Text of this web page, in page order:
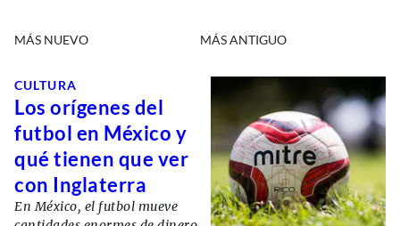
MÁS NUEVO MÁS ANTIGUO
CULTURA
Los orígenes del
futbol en México y
qué tienen que ver
con Inglaterra
En México, el futbol mueve